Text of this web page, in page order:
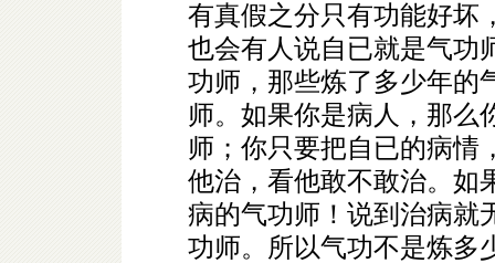
有真假之分只有功能好坏
也会有人说自已就是气功
功师，那些炼了多少年的
师。如果你是病人，那么
师；你只要把自已的病情
他治，看他敢不敢治。如
病的气功师！说到治病就
功师。所以气功不是炼多